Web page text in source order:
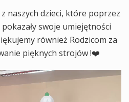
naszych dzieci, które poprzez
swoje umiejętności
również Rodzicom za
pięknych strojów !❤️